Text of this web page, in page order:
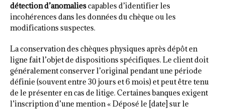
détection d’anomaliescapables d’identifier les
incohérences dans les données du chèque ou les
modifications suspectes.
La conservation des chèques physiques après dépôt en
ligne fait l’objet de dispositions spécifiques. Le client doit
généralement conserver l’original pendant une période
définie (souvent entre 30 jours et 6 mois) et peut être tenu
de le présenter en cas de litige. Certaines banques exigent
l’inscription d’une mention « Déposé le [date] sur le